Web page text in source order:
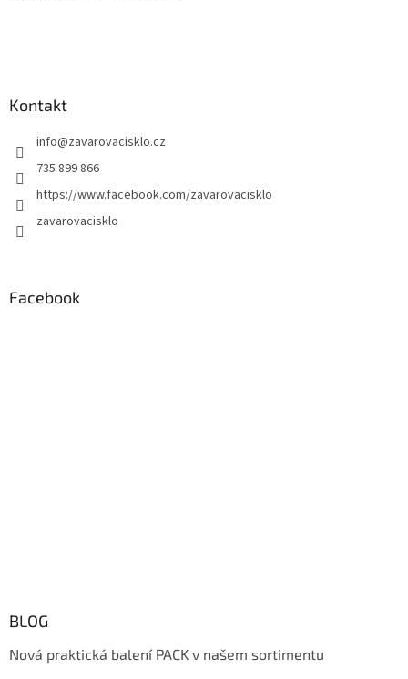
Kontakt
info@zavarovacisklo.cz
735 899 866
https://www.facebook.com/zavarovacisklo
zavarovacisklo
Facebook
BLOG
Nová praktická balení PACK v našem sortimentu